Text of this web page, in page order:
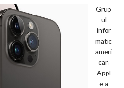
Grup
ul
infor
matic
ameri
can
Appl
e a